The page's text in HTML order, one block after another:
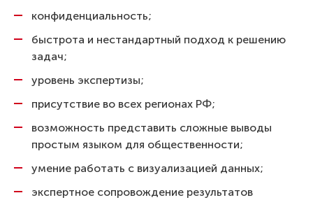
конфиденциальность;
быстрота и нестандартный подход к решению
задач;
уровень экспертизы;
присутствие во всех регионах РФ;
возможность представить сложные выводы
простым языком для общественности;
умение работать с визуализацией данных;
экспертное сопровождение результатов